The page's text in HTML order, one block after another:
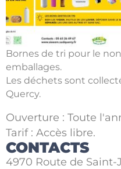
Bornes de tri pour le
emballages.
Les déchets sont
Quercy.
Ouverture : Toute
Tarif : Accès libre.
CONTACTS
4970 Route de Saint-